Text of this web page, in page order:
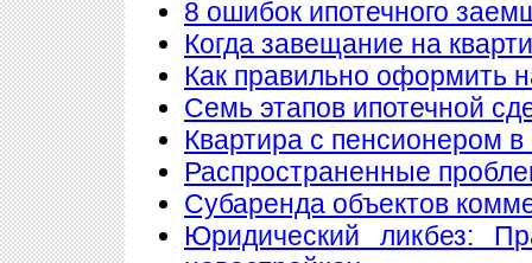
8 ошибок ипотечного
Когда завещание на
Как правильно оформить
Семь этапов ипотечной
Квартира с пенсионером в
Распространенные
Субаренда объектов
Юридический ликбез: